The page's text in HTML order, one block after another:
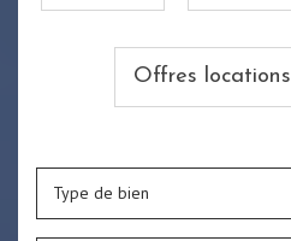
Offres
Type de bien